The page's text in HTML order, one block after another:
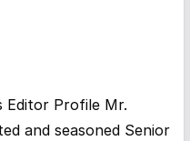
Editor Profile Mr.
and seasoned Senior